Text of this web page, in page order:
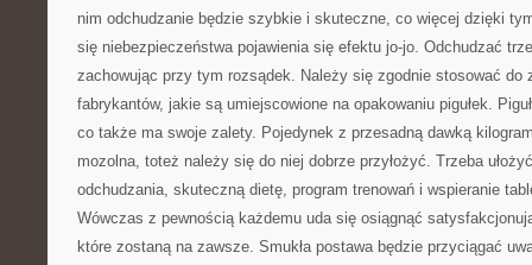
nim odchudzanie będzie szybkie i skuteczne, co więcej dzięki
się niebezpieczeństwa pojawienia się efektu jo-jo. Odchudzać
zachowując przy tym rozsądek. Należy się zgodnie stosować do
fabrykantów, jakie są umiejscowione na opakowaniu pigułek.
co także ma swoje zalety. Pojedynek z przesadną dawką
mozolna, toteż należy się do niej dobrze przyłożyć. Trzeba
odchudzania, skuteczną dietę, program trenowań i wspieranie
Wówczas z pewnością każdemu uda się osiągnąć
które zostaną na zawsze. Smukła postawa będzie przyciągać